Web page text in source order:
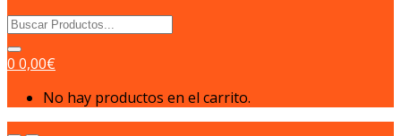
Search
for:
0 0,00€
No hay productos en el carrito.